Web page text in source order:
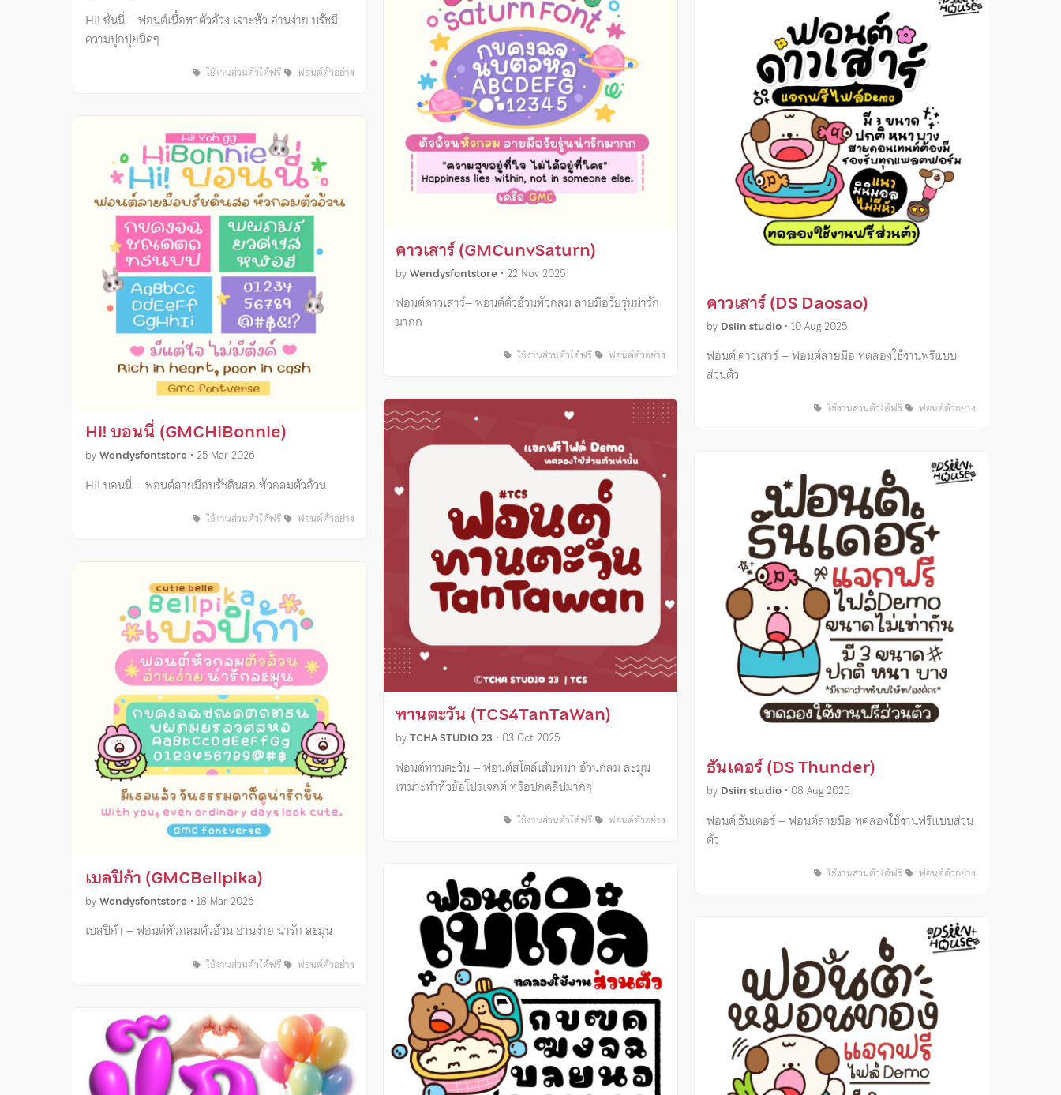
Hi! ซันนี่ – ฟอนต์เนื้อหาตัวอ้วง เจาะหัว อ่านง่าย บรัชมี
ความปุกปุยนิดๆ
ใช้งานส่วนตัวได้ฟรี ฟอนต์ตัวอย่าง
Hi! บอนนี่ (GMCHiBonnie)
byWendysfontstore • 25 Mar 2026
Hi! บอนนี่ – ฟอนต์ลายมือบรัชดินสอ หัวกลมตัวอ้วน
ใช้งานส่วนตัวได้ฟรี ฟอนต์ตัวอย่าง
เบลปิก้า (GMCBellpika)
byWendysfontstore • 18 Mar 2026
เบลปิก้า – ฟอนต์หัวกลมตัวอ้วน อ่านง่าย น่ารัก ละมุน
ใช้งานส่วนตัวได้ฟรี ฟอนต์ตัวอย่าง
ดาวเสาร์ (GMCunvSaturn)
byWendysfontstore • 22 Nov 2025
ฟอนต์ดาวเสาร์– ฟอนต์ตัวอ้วนหัวกลม ลายมือวัยรุ่นน่ารัก
มากก
ใช้งานส่วนตัวได้ฟรี ฟอนต์ตัวอย่าง
ทานตะวัน (TCS4TanTaWan)
byTCHA STUDIO 23 • 03 Oct 2025
ฟอนต์ทานตะวัน – ฟอนต์สไตล์เส้นหนา อ้วนกลม ละมุน
เหมาะทำหัวข้อโปรเจกต์ หรือปกคลิปมากๆ
ใช้งานส่วนตัวได้ฟรี ฟอนต์ตัวอย่าง
ดาวเสาร์ (DS Daosao)
by Dsiin studio• 10 Aug 2025
ฟอนต์:ดาวเสาร์ – ฟอนต์ลายมือ ทดลองใช้งานฟรีแบบ
ส่วนตัว
ใช้งานส่วนตัวได้ฟรี ฟอนต์ตัวอย่าง
ธันเดอร์ (DS Thunder)
by Dsiin studio• 08 Aug 2025
ฟอนต์:ธันเดอร์ – ฟอนต์ลายมือ ทดลองใช้งานฟรีแบบส่วน
ตัว
ใช้งานส่วนตัวได้ฟรี ฟอนต์ตัวอย่าง